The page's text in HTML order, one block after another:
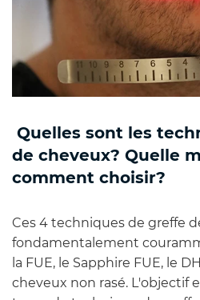
Quelles sont les
de cheveux? Quelle
comment choisir?
Ces 4 techniques de greffe
fondamentalement
la FUE, le Sapphire FUE, le
cheveux non rasé. L'objectif